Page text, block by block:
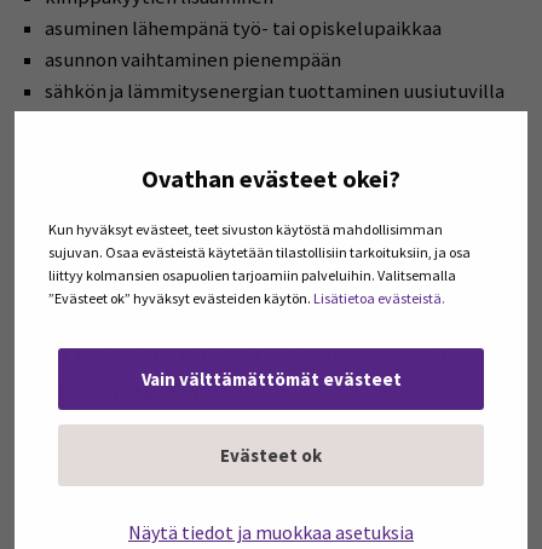
Ovathan evästeet okei?
Kun hyväksyt evästeet, teet sivuston käytöstä mahdollisimman
sujuvan. Osaa evästeistä käytetään tilastollisiin tarkoituksiin, ja osa
liittyy kolmansien osapuolien tarjoamiin palveluihin. Valitsemalla
”Evästeet ok” hyväksyt evästeiden käytön. Lisätietoa evästeistä.
Vain välttämättömät evästeet
Evästeet ok
Näytä tiedot ja muokkaa asetuksia
asuminen lähempänä työ- tai opiskelupaikkaa
asunnon vaihtaminen pienempään
sähkön ja lämmitysenergian tuottaminen uusiutuvilla
kasvis- ja vegaaniruokavalion suosiminen
vaihtoehdoilla
punaisen lihan korvaaminen kanalla tai kalalla.
Minkälaisia TKI -hankkeita
tulisi tukea?
saavutetaan eniten päästövähennyksiä. Kohteina voivat